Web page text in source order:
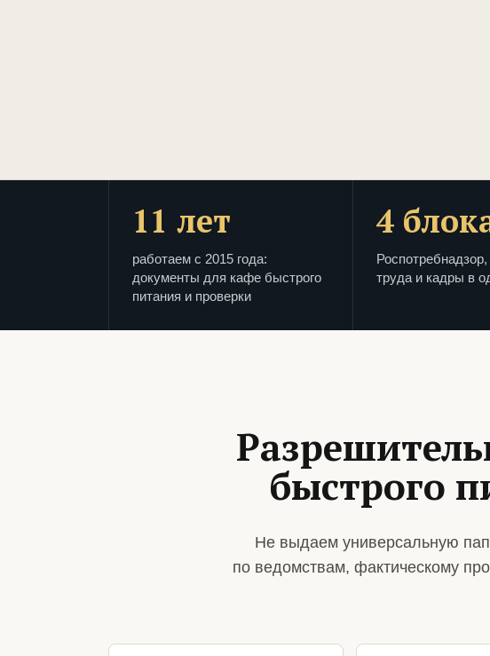
11 лет
работаем с 2015 года:
документы для кафе быстрого
питания и проверки
4
труда и кадры в
быстрого
Не выдаем универсальную
по ведомствам, фактическому